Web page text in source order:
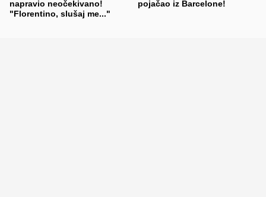
napravio neočekivano!
"Florentino, slušaj me..."
pojačao iz Barcelone!